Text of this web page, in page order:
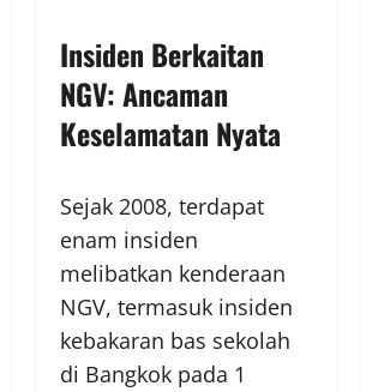
Insiden Berkaitan
NGV: Ancaman
Keselamatan Nyata
Sejak 2008, terdapat
enam insiden
melibatkan kenderaan
NGV, termasuk insiden
kebakaran bas sekolah
di Bangkok pada 1